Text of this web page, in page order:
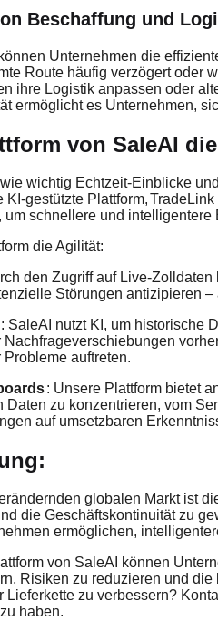
Beschaffung und
Unternehmen die
Route häufig verzögert oder
ihre Logistik anpassen oder
ermöglicht es Unternehmen,
von SaleAI
wichtig Echtzeit-Einblicke
KI-gestützte Plattform,
schnellere und intelligentere
die Agilität:
den Zugriff auf Live-
Störungen antizipieren –
: SaleAI nutzt KI, um historische
auftreten.
: Unsere Plattform bietet
Daten zu konzentrieren, vom
auf umsetzbaren
globalen Markt ist
die Geschäftskontinuität zu
ermöglichen,
von SaleAI können
Risiken zu reduzieren und
Lieferkette zu verbessern?
haben.